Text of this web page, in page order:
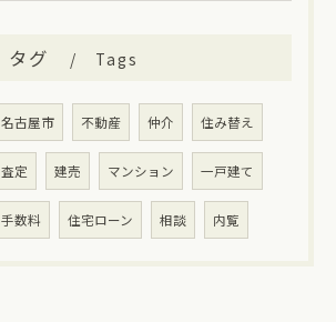
タグ Tags
名古屋市 不動産 仲介 住み替え
査定 建売 マンション 一戸建て
手数料 住宅ローン 相談 内覧